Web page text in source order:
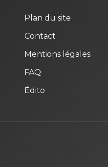
Plan du site
Contact
Mentions légales
FAQ
Édito